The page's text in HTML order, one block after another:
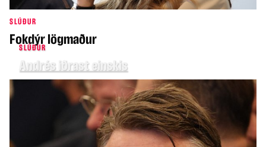
SLÚÐUR
Fokdýr lögmaður
SLÚÐUR
Andrés iðrast einskis